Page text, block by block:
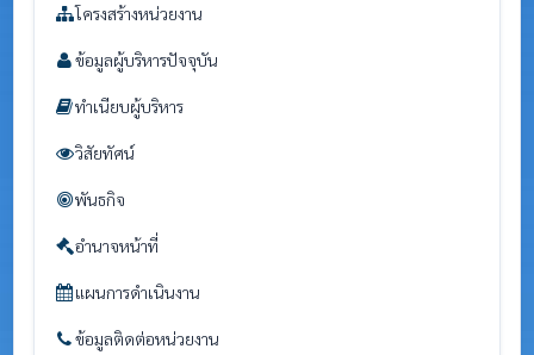
โครงสร้างหน่วยงาน
ข้อมูลผู้บริหารปัจจุบัน
ทำเนียบผู้บริหาร
วิสัยทัศน์
พันธกิจ
อำนาจหน้าที่
แผนการดำเนินงาน
ข้อมูลติดต่อหน่วยงาน